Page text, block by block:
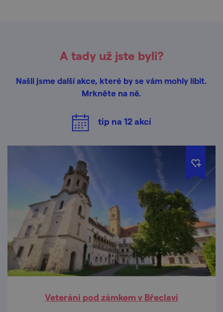
A tady už jste byli?
Našli jsme další akce, které by se vám mohly líbit.
Mrkněte na ně.
tip na 12akcí
Veteráni pod zámkem v Břeclavi